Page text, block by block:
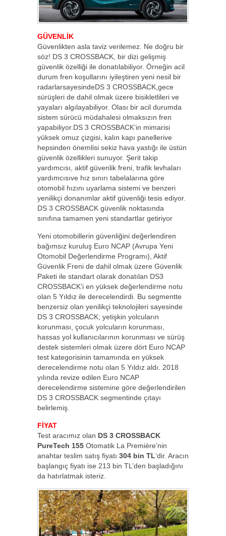
GÜVENLİK
Güvenlikten asla taviz verilemez. Ne doğru bir
söz! DS 3 CROSSBACK, bir dizi gelişmiş
güvenlik özelliği ile donatılabiliyor. Örneğin acil
durum fren koşullarını iyileştiren yeni nesil bir
radarlarsayesindeDS 3 CROSSBACK,gece
sürüşleri de dahil olmak üzere bisikletlileri ve
yayaları algılayabiliyor. Olası bir acil durumda
sistem sürücü müdahalesi olmaksızın fren
yapabiliyor.DS 3 CROSSBACK’in mimarisi
yüksek omuz çizgisi, kalın kapı panellerive
hepsinden önemlisi sekiz hava yastığı ile üstün
güvenlik özellikleri sunuyor. Şerit takip
yardımcısı, aktif güvenlik freni, trafik levhaları
yardımcısıve hız sınırı tabelalarına göre
otomobil hızını uyarlama sistemi ve benzeri
yenilikçi donanımlar aktif güvenliği tesis ediyor.
DS 3 CROSSBACK güvenlik noktasında
sınıfına tamamen yeni standartlar getiriyor
Yeni otomobillerin güvenliğini değerlendiren
bağımsız kuruluş Euro NCAP (Avrupa Yeni
Otomobil Değerlendirme Programı), Aktif
Güvenlik Freni de dahil olmak üzere Güvenlik
Paketi ile standart olarak donatılan DS3
CROSSBACK’i en yüksek değerlendirme notu
olan 5 Yıldız ile derecelendirdi. Bu segmentte
benzersiz olan yenilikçi teknolojileri sayesinde
DS 3 CROSSBACK; yetişkin yolcuların
korunması, çocuk yolcuların korunması,
hassas yol kullanıcılarının korunması ve sürüş
destek sistemleri olmak üzere dört Euro NCAP
test kategorisinin tamamında en yüksek
derecelendirme notu olan 5 Yıldız aldı. 2018
yılında revize edilen Euro NCAP
derecelendirme sistemine göre değerlendirilen
DS 3 CROSSBACK segmentinde çıtayı
belirlemiş.
FİYAT
Test aracımız olan DS 3 CROSSBACK
PureTech 155 Otomatik La Première’nin
anahtar teslim satış fiyatı 304 bin TL’dir. Aracın
başlangıç fiyatı ise 213 bin TL’den başladığını
da hatırlatmak isteriz.